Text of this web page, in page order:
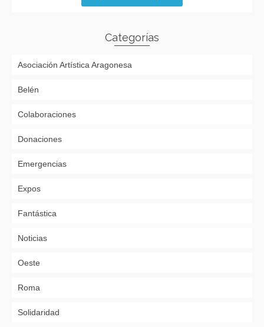
Categorías
Asociación Artística Aragonesa
Belén
Colaboraciones
Donaciones
Emergencias
Expos
Fantástica
Noticias
Oeste
Roma
Solidaridad